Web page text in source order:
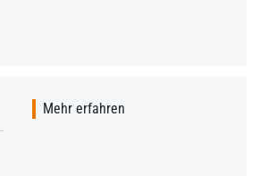
Mehr erfahren